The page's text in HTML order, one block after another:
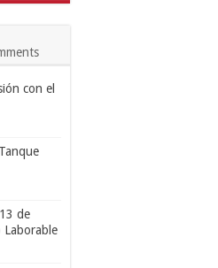
con el
de
Laborable